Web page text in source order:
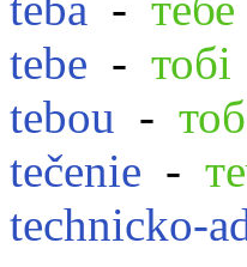
tebe - тобі
tebou -
tečenie -
technicko-